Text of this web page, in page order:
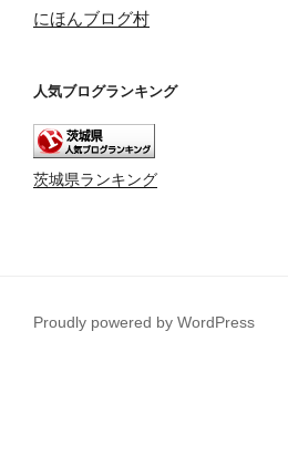
にほんブログ村
人気ブログランキング
茨城県ランキング
Proudly powered by WordPress